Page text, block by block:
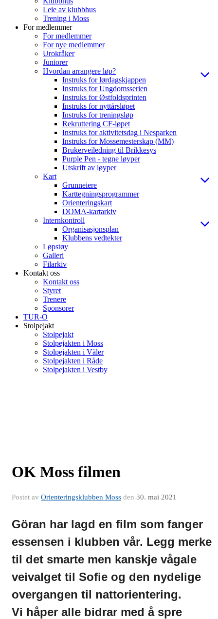
Leie av klubbhus
Trening i Moss
For medlemmer
For medlemmer
For nye medlemmer
Urokråker
Juniorer
Hvordan arrangere løp?
Instruks for lørdagskjappen
Instruks for Ungdomsserien
Instruks for Østfoldsprinten
Instruks for nyttårsløpet
Instruks for treningsløp
Rekruttering CF-løpet
Instruks for aktivitetsdag i Nesparken
Instruks for Mossemesterskap (MM)
Brukerveiledning til Brikkesys
Purple Pen - tegne løyper
Utskrift av løyper
Kart
Grunneiere
Karttegningsprogrammer
Orienteringskart
DOMA-kartarkiv
Internkontroll
Organisasjonsplan
Klubbens vedtekter
Løpstøy
Galleri
Filarkiv
Kontakt oss
Kontakt oss
Styret
Trenere
Sponsorer
TUR-O
Stolpejakt
Stolpejakt
Stolpejakten i Moss
Stolpejakten i Våler
Stolpejakten i Råde
Stolpejakten i Vestby
OK Moss filmen
Postet av Orienteringsklubben Moss den 30. mai 2021
Göran har lagd en film som fanger
essensen i klubben vår. Legg merke
til det smarte men kanskje vågale
veivalget til Sofie og den nydelige
overgangen til nattorientering.
Vi håper alle bidrar med å spre